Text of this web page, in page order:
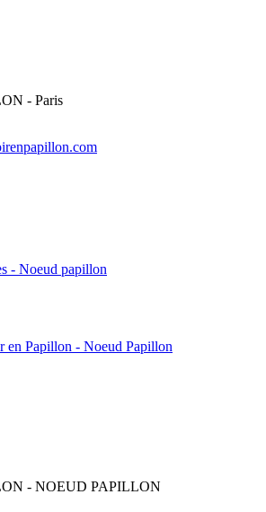
- Paris
- Noeud papillon
en Papillon - Noeud Papillon
- NOEUD PAPILLON